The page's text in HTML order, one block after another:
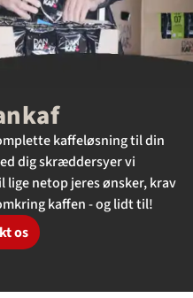
kaffeløsning til din
dig skræddersyer vi
lige netop jeres ønsker, krav
kaffen - og lidt til!
os